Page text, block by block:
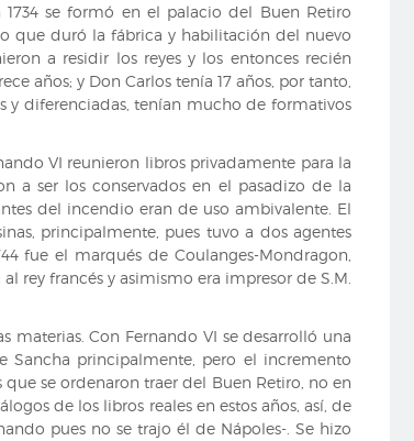
se formó en el palacio del Buen Retiro
que duró la fábrica y habilitación del nuevo
a residir los reyes y los entonces recién
años; y Don Carlos tenía 17 años, por tanto,
y diferenciadas, tenían mucho de formativos
VI reunieron libros privadamente para la
a ser los conservados en el pasadizo de la
del incendio eran de uso ambivalente. El
principalmente, pues tuvo a dos agentes
fue el marqués de Coulanges-Mondragon,
rey francés y asimismo era impresor de S.M.
Con Fernando VI se desarrolló una
principalmente, pero el incremento
se ordenaron traer del Buen Retiro, no en
de los libros reales en estos años, así, de
pues no se trajo él de Nápoles-. Se hizo